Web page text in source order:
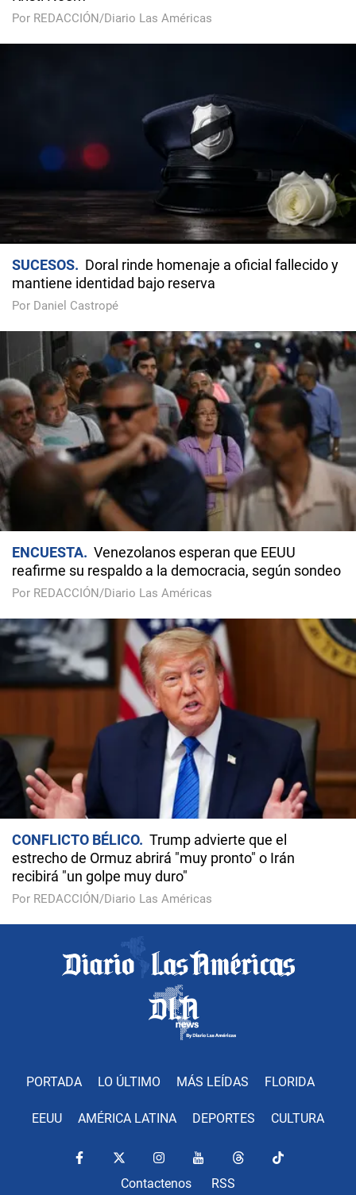
Por REDACCIÓN/Diario Las Américas
SUCESOS
Doral rinde homenaje a oficial fallecido y
mantiene identidad bajo reserva
Por Daniel Castropé
ENCUESTA
Venezolanos esperan que EEUU
reafirme su respaldo a la democracia, según sondeo
Por REDACCIÓN/Diario Las Américas
CONFLICTO BÉLICO
Trump advierte que el
estrecho de Ormuz abrirá "muy pronto" o Irán
recibirá "un golpe muy duro"
Por REDACCIÓN/Diario Las Américas
PORTADA LO ÚLTIMO MÁS LEÍDAS FLORIDA
EEUU AMÉRICA LATINA DEPORTES CULTURA
Contactenos RSS